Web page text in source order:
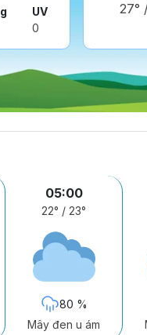
UV
0
27°
05:00
22° / 23°
80 %
Mây đen u ám